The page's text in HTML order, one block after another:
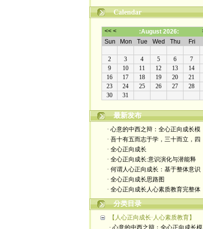
Calendar
最新发布
· 心意的中西之辩：全心正向成长模
· 吾十有五而志于学，三十而立，四
· 全心正向成长
· 全心正向成长:意识演化与潜能释
· 何谓人心正向成长：基于整体意识
· 全心正向成长思路图
· 全心正向成长人心素质教育完整体
分类目录
【人心正向成长·人心素质教育】
· 心意的中西之辩：全心正向成长模